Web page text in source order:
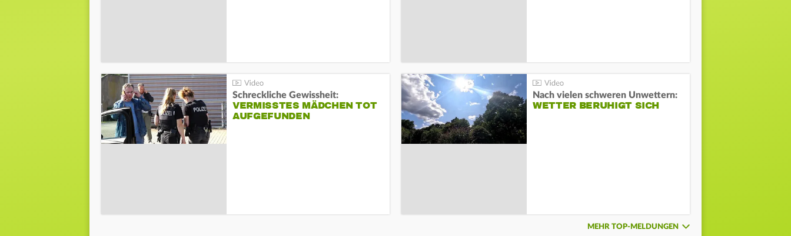
Schreckliche Gewissheit:
VERMISSTES MÄDCHEN TOT
AUFGEFUNDEN
Nach vielen schweren Unwettern:
WETTER BERUHIGT SICH
MEHR TOP-MELDUNGEN